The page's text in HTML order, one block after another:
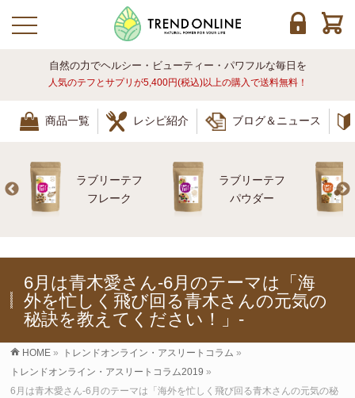
toggle navigation
自然の力でヘルシー・ビューティー・パワフルな毎日を
人気のテフとサプリが5,400円(税込)以上の購入で送料無料！
商品一覧 レシピ紹介 ブログ＆ニュース
ラブリーテフ
フレーク
ラブリーテフ
パウダー
6月は青木愛さん-6月のテーマは「海
外を忙しく飛び回る青木さんの元気の
秘訣を教えてください！」-
HOME » トレンドオンライン・アスリートコラム »
トレンドオンライン・アスリートコラム2019 »
6月は青木愛さん-6月のテーマは「海外を忙しく飛び回る青木さんの元気の秘